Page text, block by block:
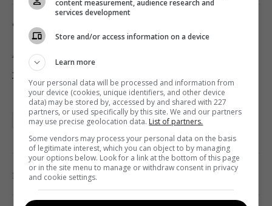
Фото: 1+1 media
Підписуйтесь на «Телекритику»
у
Telegram
1+1 DIGITAL ПРОФУТБОЛ
Поділитись: Facebook 0
content measurement, audience research and
services development
Store and/or access information on a device
Learn more
Your personal data will be processed and information from
your device (cookies, unique identifiers, and other device
data) may be stored by, accessed by and shared with 227
partners, or used specifically by this site. We and our partners
may use precise geolocation data. List of partners.
Some vendors may process your personal data on the basis
of legitimate interest, which you can object to by managing
your options below. Look for a link at the bottom of this page
or in the site menu to manage or withdraw consent in privacy
and cookie settings.